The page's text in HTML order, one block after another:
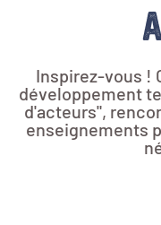
Inspirez-vous !
développement
d'acteurs",
enseignements